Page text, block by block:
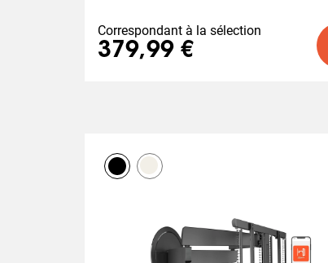
Correspondant à la sélection
379,99 €